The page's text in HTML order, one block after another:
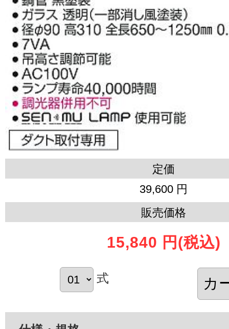
定価
39,600 円
販売価格
15,840 円 (税込)
式